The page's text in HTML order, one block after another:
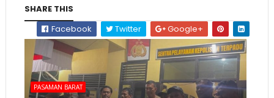
SHARE THIS
Facebook
Twitter Google+
PASAMAN BARAT